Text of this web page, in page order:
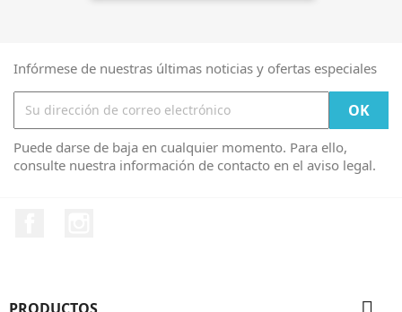
Infórmese de nuestras últimas noticias y ofertas especiales
Puede darse de baja en cualquier momento. Para ello,
consulte nuestra información de contacto en el aviso legal.
PRODUCTOS